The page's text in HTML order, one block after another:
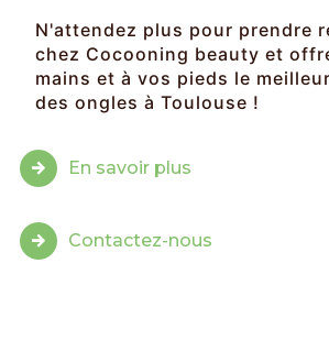
N'attendez plus pour prendre
chez Cocooning beauty et
mains et à vos pieds le
des ongles à Toulouse !
En savoir plus
Contactez-nous